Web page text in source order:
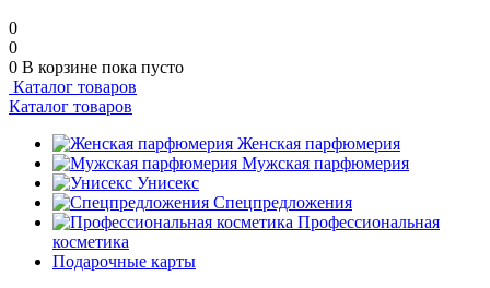
0
0
0 В корзине пока пусто
Каталог товаров
Каталог товаров
Женская парфюмерия
Мужская парфюмерия
Унисекс
Спецпредложения
Профессиональная
косметика
Подарочные карты